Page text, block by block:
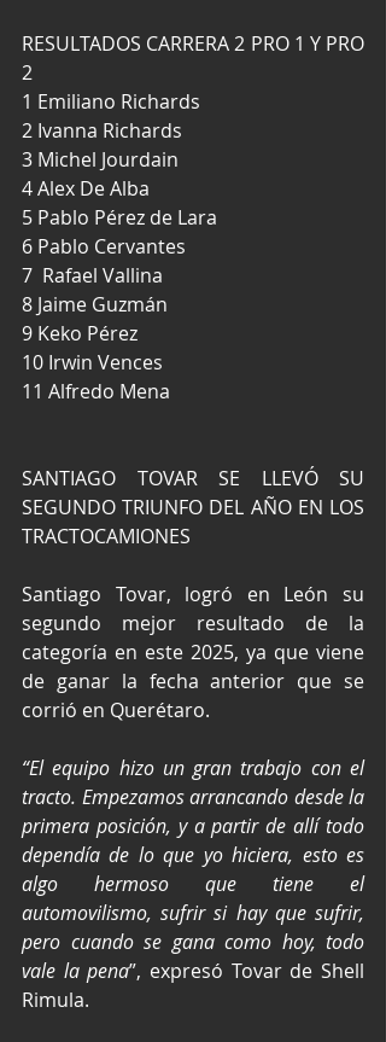
RESULTADOS CARRERA 2 PRO 1 Y PRO
2
1 Emiliano Richards
2 Ivanna Richards
3 Michel Jourdain
4 Alex De Alba
5 Pablo Pérez de Lara
6 Pablo Cervantes
7  Rafael Vallina
8 Jaime Guzmán
9 Keko Pérez
10 Irwin Vences
11 Alfredo Mena
SANTIAGO TOVAR SE LLEVÓ SU
SEGUNDO TRIUNFO DEL AÑO EN LOS
TRACTOCAMIONES
Santiago Tovar, logró en León su
segundo mejor resultado de la
categoría en este 2025, ya que viene
de ganar la fecha anterior que se
corrió en Querétaro.
“El equipo hizo un gran trabajo con el
tracto. Empezamos arrancando desde la
primera posición, y a partir de allí todo
dependía de lo que yo hiciera, esto es
algo hermoso que tiene el
automovilismo, sufrir si hay que sufrir,
pero cuando se gana como hoy, todo
vale la pena”, expresó Tovar de Shell
Rimula.